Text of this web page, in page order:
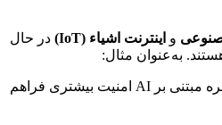
و اینترنت اشیاء (IoT)
در حال
به‌عنوان مثال:
سیستم‌های تشخیص چهره مبتنی بر AI امنیت بیشتری فراهم